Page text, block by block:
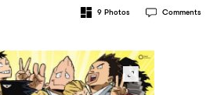
9 Photos Comments